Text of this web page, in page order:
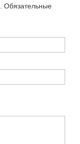
Обязательные